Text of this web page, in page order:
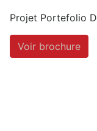
Projet Portefolio
Voir brochure